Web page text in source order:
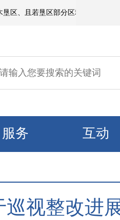
、且若垦区部分区域有短时扬沙
服务 互动
视整改进